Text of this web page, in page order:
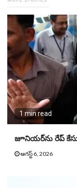
1 min read
జూనియ‌ర్‌ను రేప్
ఆగస్ట్ 6, 2026